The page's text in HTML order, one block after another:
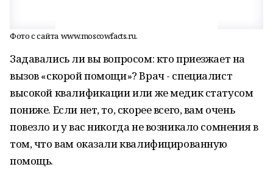
Фото с сайта www.moscowfacts.ru.
Задавались ли вы вопросом: кто приезжает на
вызов «скорой помощи»? Врач - специалист
высокой квалификации или же медик статусом
пониже. Если нет, то, скорее всего, вам очень
повезло и у вас никогда не возникало сомнения в
том, что вам оказали квалифицированную
помощь.